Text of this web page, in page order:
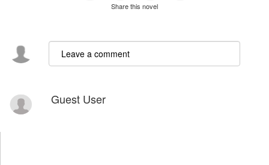
Share this novel
Guest User